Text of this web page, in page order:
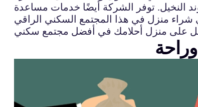
النخيل. توفر الشركة أيضًا خدمات مساعدة